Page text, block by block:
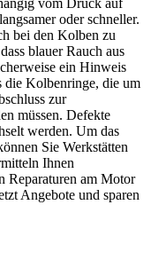
oder schneller.
bei den Kolben zu
blauer Rauch aus
ein Hinweis
die Kolbenringe, die um
zur
müssen. Defekte
werden. Um das
Sie Werkstätten
Ihnen
Reparaturen am Motor
Angebote und sparen